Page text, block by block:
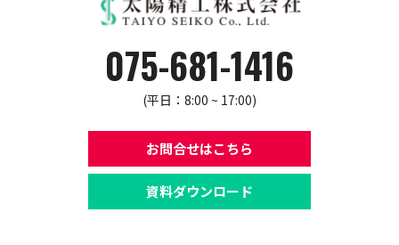
075-681-1416
(平日：8:00 ~ 17:00)
お問合せはこちら
資料ダウンロード